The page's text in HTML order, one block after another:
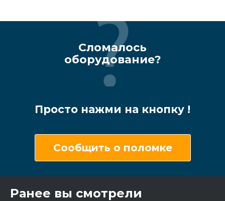
Сломалось
оборудование?
Просто нажми на кнопку !
Сообщить о поломке
Ранее вы смотрели